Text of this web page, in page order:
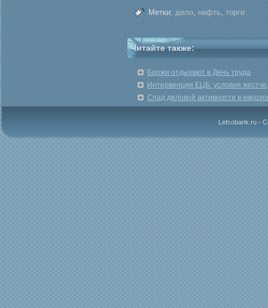
Метки: дело, нефть, торги
Читайте также:
Биржи отдыхают в День труда
Интервенции ЕЦБ: условия
Спад деловой активности в
Lefcobank.ru -